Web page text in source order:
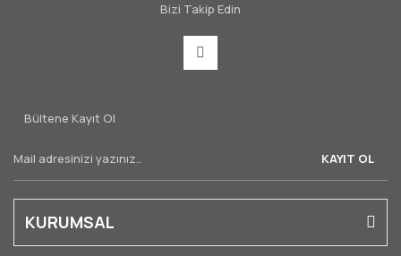
Bizi Takip Edin
Bültene Kayıt Ol
KAYIT OL
KURUMSAL